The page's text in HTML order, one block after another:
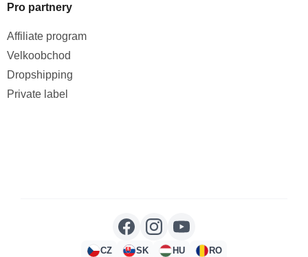
Pro partnery
Affiliate program
Velkoobchod
Dropshipping
Private label
CZ SK HU RO